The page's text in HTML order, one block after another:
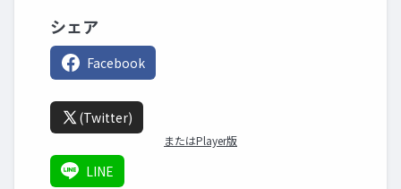
シェア
Facebook
(Twitter)
またはPlayer版
LINE